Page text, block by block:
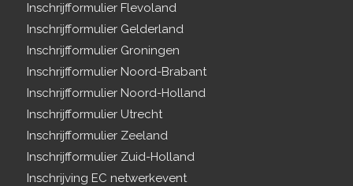
Inschrijfformulier Flevoland
Inschrijfformulier Gelderland
Inschrijfformulier Groningen
Inschrijfformulier Noord-Brabant
Inschrijfformulier Noord-Holland
Inschrijfformulier Utrecht
Inschrijfformulier Zeeland
Inschrijfformulier Zuid-Holland
Inschrijving EC netwerkevent